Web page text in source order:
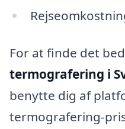
For at finde det
termografering i
benytte dig af
termografering-